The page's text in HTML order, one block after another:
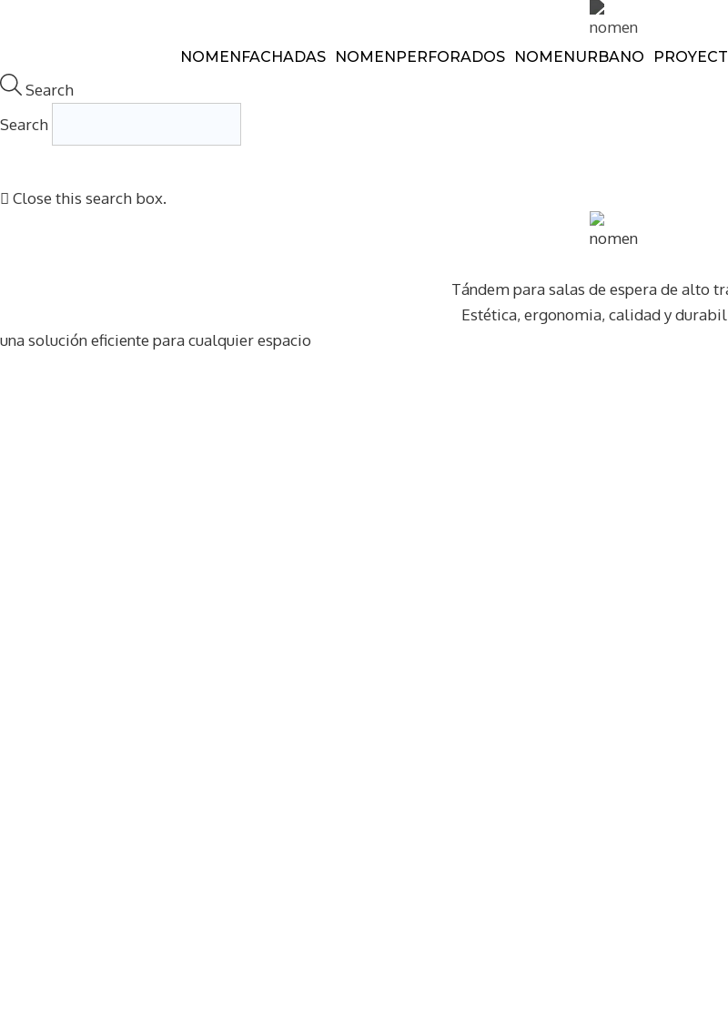
NOMENFACHADAS NOMENPERFORADOS NOMENURBANO
Search
Search
Close this search box.
Tándem para salas de espera de alto
Estética, ergonomia, calidad y
una solución eficiente para cualquier espacio